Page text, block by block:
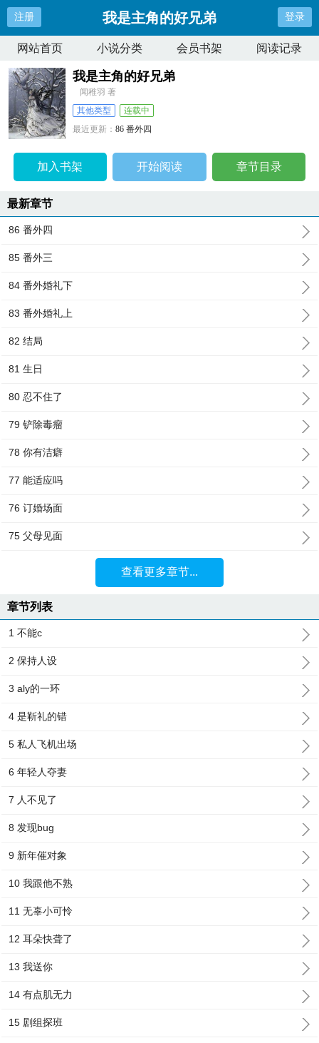
注册 我是主角的好兄弟 登录
网站首页 小说分类 会员书架 阅读记录
我是主角的好兄弟
闻稚羽 著
其他类型
连载中
最近更新：86 番外四
加入书架 开始阅读 章节目录
最新章节
86 番外四
85 番外三
84 番外婚礼下
83 番外婚礼上
82 结局
81 生日
80 忍不住了
79 铲除毒瘤
78 你有洁癖
77 能适应吗
76 订婚场面
75 父母见面
查看更多章节...
章节列表
1 不能c
2 保持人设
3 aly的一环
4 是靳礼的错
5 私人飞机出场
6 年轻人夺妻
7 人不见了
8 发现bug
9 新年催对象
10 我跟他不熟
11 无辜小可怜
12 耳朵快聋了
13 我送你
14 有点肌无力
15 剧组探班